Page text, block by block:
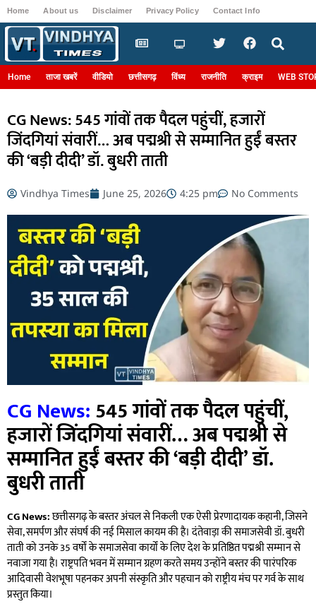
Home About us Disclaimer Privacy Policy Contact Info
Home ताजा खबरें वीडियो छत्तीसगढ़ विंध्य राजनीति क्राइम WEB
CG News: 545 गांवों तक पैदल पहुंचीं, हजारों
जिंदगियां संवारीं… अब पद्मश्री से सम्मानित हुईं बस्तर
की ‘बड़ी दीदी’ डॉ. बुधरी ताती
Vindhya Times June 25, 2026 4:25 pm No Comments
CG News:545 गांवों तक पैदल पहुंचीं,
हजारों जिंदगियां संवारीं… अब पद्मश्री से
सम्मानित हुईं बस्तर की ‘बड़ी दीदी’ डॉ.
बुधरी ताती
CG News:छत्तीसगढ़ के बस्तर अंचल से निकली एक ऐसी प्रेरणादायक कहानी, जिसने
सेवा, समर्पण और संघर्ष की नई मिसाल कायम की है। दंतेवाड़ा की समाजसेवी डॉ. बुधरी
ताती को उनके 35 वर्षों के समाजसेवा कार्यों के लिए देश के प्रतिष्ठित पद्मश्री सम्मान से
नवाजा गया है। राष्ट्रपति भवन में सम्मान ग्रहण करते समय उन्होंने बस्तर की पारंपरिक
आदिवासी वेशभूषा पहनकर अपनी संस्कृति और पहचान को राष्ट्रीय मंच पर गर्व के साथ
प्रस्तुत किया।